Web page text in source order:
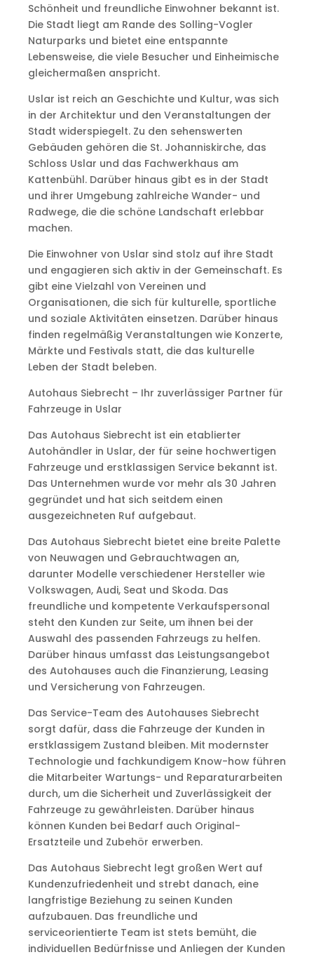
Schönheit und freundliche Einwohner bekannt ist.
Die Stadt liegt am Rande des Solling-Vogler
Naturparks und bietet eine entspannte
Lebensweise, die viele Besucher und Einheimische
gleichermaßen anspricht.
Uslar ist reich an Geschichte und Kultur, was sich
in der Architektur und den Veranstaltungen der
Stadt widerspiegelt. Zu den sehenswerten
Gebäuden gehören die St. Johanniskirche, das
Schloss Uslar und das Fachwerkhaus am
Kattenbühl. Darüber hinaus gibt es in der Stadt
und ihrer Umgebung zahlreiche Wander- und
Radwege, die die schöne Landschaft erlebbar
machen.
Die Einwohner von Uslar sind stolz auf ihre Stadt
und engagieren sich aktiv in der Gemeinschaft. Es
gibt eine Vielzahl von Vereinen und
Organisationen, die sich für kulturelle, sportliche
und soziale Aktivitäten einsetzen. Darüber hinaus
finden regelmäßig Veranstaltungen wie Konzerte,
Märkte und Festivals statt, die das kulturelle
Leben der Stadt beleben.
Autohaus Siebrecht – Ihr zuverlässiger Partner für
Fahrzeuge in Uslar
Das Autohaus Siebrecht ist ein etablierter
Autohändler in Uslar, der für seine hochwertigen
Fahrzeuge und erstklassigen Service bekannt ist.
Das Unternehmen wurde vor mehr als 30 Jahren
gegründet und hat sich seitdem einen
ausgezeichneten Ruf aufgebaut.
Das Autohaus Siebrecht bietet eine breite Palette
von Neuwagen und Gebrauchtwagen an,
darunter Modelle verschiedener Hersteller wie
Volkswagen, Audi, Seat und Skoda. Das
freundliche und kompetente Verkaufspersonal
steht den Kunden zur Seite, um ihnen bei der
Auswahl des passenden Fahrzeugs zu helfen.
Darüber hinaus umfasst das Leistungsangebot
des Autohauses auch die Finanzierung, Leasing
und Versicherung von Fahrzeugen.
Das Service-Team des Autohauses Siebrecht
sorgt dafür, dass die Fahrzeuge der Kunden in
erstklassigem Zustand bleiben. Mit modernster
Technologie und fachkundigem Know-how führen
die Mitarbeiter Wartungs- und Reparaturarbeiten
durch, um die Sicherheit und Zuverlässigkeit der
Fahrzeuge zu gewährleisten. Darüber hinaus
können Kunden bei Bedarf auch Original-
Ersatzteile und Zubehör erwerben.
Das Autohaus Siebrecht legt großen Wert auf
Kundenzufriedenheit und strebt danach, eine
langfristige Beziehung zu seinen Kunden
aufzubauen. Das freundliche und
serviceorientierte Team ist stets bemüht, die
individuellen Bedürfnisse und Anliegen der Kunden